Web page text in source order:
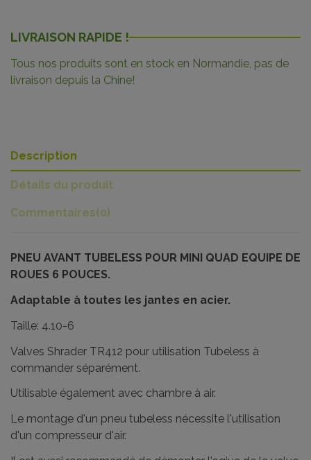
LIVRAISON RAPIDE !
Tous nos produits sont en stock en Normandie, pas de
livraison depuis la Chine!
Description
Détails du produit
Commentaires(0)
PNEU AVANT TUBELESS POUR MINI QUAD EQUIPE DE
ROUES 6 POUCES.
Adaptable à toutes les jantes en acier.
Taille: 4.10-6
Valves Shrader TR412 pour utilisation Tubeless à
commander séparément.
Utilisable également avec chambre à air.
Le montage d'un pneu tubeless nécessite l'utilisation
d'un compresseur d'air.